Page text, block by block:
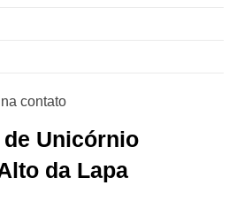
Unicórnio
da Lapa